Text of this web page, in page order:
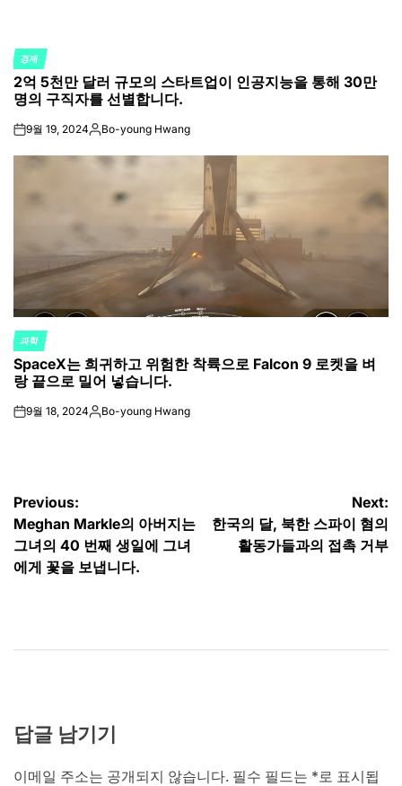
POSTED
IN
경제
2억 5천만 달러 규모의 스타트업이 인공지능을 통해 30만
명의 구직자를 선별합니다.
on9월 19, 2024Posted
Bo-young Hwang
POSTED
IN
과학
SpaceX는 희귀하고 위험한 착륙으로 Falcon 9 로켓을 벼
랑 끝으로 밀어 넣습니다.
on9월 18, 2024Posted
Bo-young Hwang
글
탐
색
Previous:
Meghan Markle의 아버지는
그녀의 40 번째 생일에 그녀
에게 꽃을 보냅니다.
Next:
한국의 달, 북한 스파이 혐의
활동가들과의 접촉 거부
답글 남기기
이메일 주소는 공개되지 않습니다. 필수 필드는 *로 표시됩